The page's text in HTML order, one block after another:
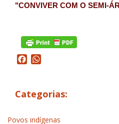
"CONVIVER COM O SEMI-
Facebook
Categorias:
Povos indígenas